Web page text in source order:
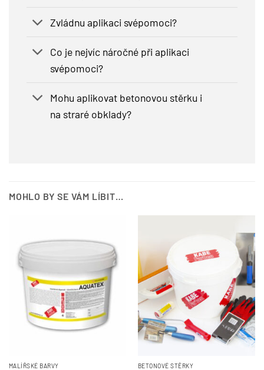
Zvládnu aplikaci svépomoci?
Co je nejvíc náročné při aplikaci
svépomoci?
Mohu aplikovat betonovou stěrku i
na straré obklady?
MOHLO BY SE VÁM LÍBIT…
MALÍŘSKÉ BARVY BETONOVÉ STĚRKY